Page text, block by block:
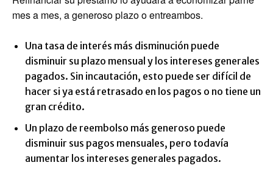
mes a mes, a generoso plazo o entreambos.
Una tasa de interés más disminución puede
disminuir su plazo mensual y los intereses generales
pagados. Sin incautación, esto puede ser difícil de
hacer si ya está retrasado en los pagos o no tiene un
gran crédito.
Un plazo de reembolso más generoso puede
disminuir sus pagos mensuales, pero todavía
aumentar los intereses generales pagados.